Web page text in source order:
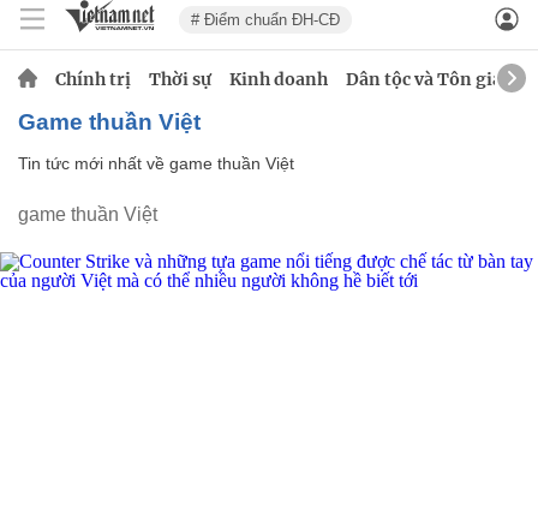
# Điểm chuẩn ĐH-CĐ
Chính trị Thời sự Kinh doanh Dân tộc và Tôn giáo
game thuần Việt
Tin tức mới nhất về game thuần Việt
game thuần Việt